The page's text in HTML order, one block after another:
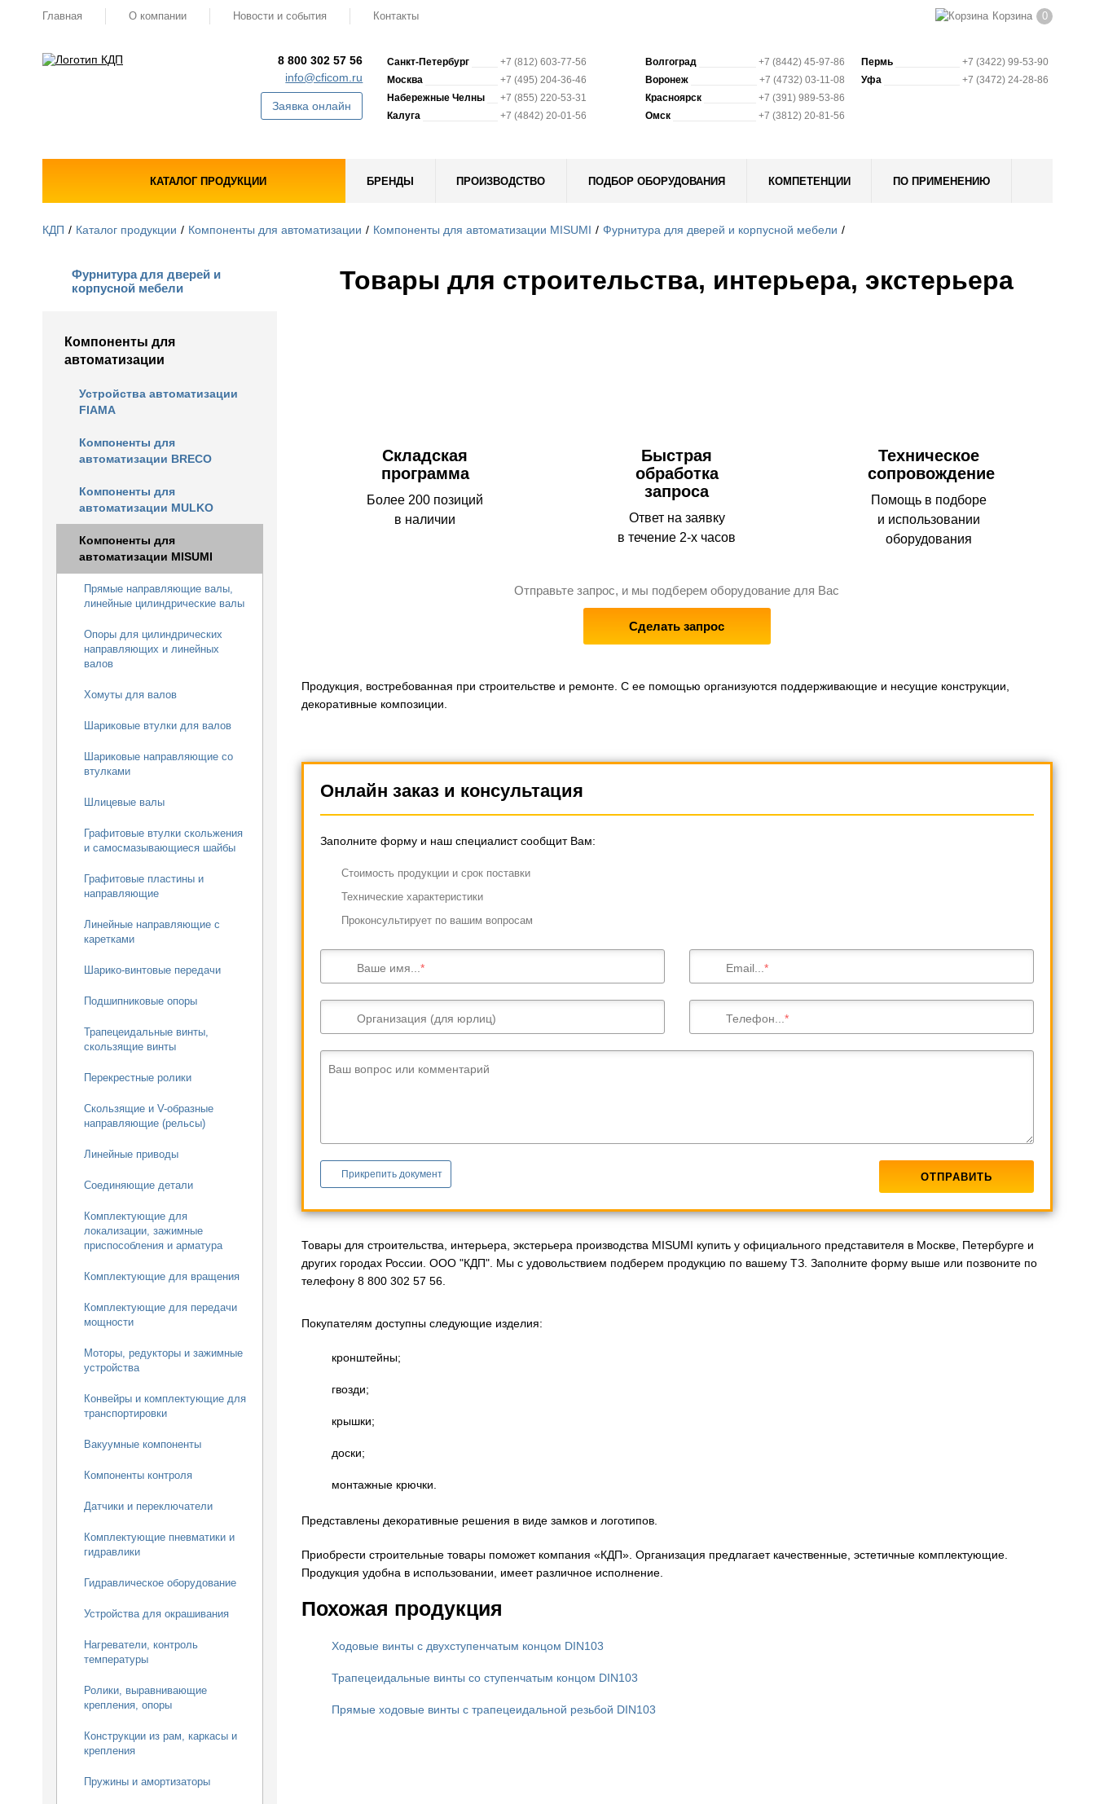
Главная О компании Новости и события Контакты Корзина 0
8 800 302 57 56
info@cficom.ru
Заявка онлайн
Санкт-Петербург
+7 (812) 603-77-56
Москва
+7 (495) 204-36-46
Набережные Челны
+7 (855) 220-53-31
Калуга
+7 (4842) 20-01-56
Волгоград
+7 (8442) 45-97-86
Воронеж
+7 (4732) 03-11-08
Красноярск
+7 (391) 989-53-86
Омск
+7 (3812) 20-81-56
Пермь
+7 (3422) 99-53-90
Уфа
+7 (3472) 24-28-86
КАТАЛОГ ПРОДУКЦИИ БРЕНДЫ ПРОИЗВОДСТВО ПОДБОР ОБОРУДОВАНИЯ КОМПЕТЕНЦИИ ПО ПРИМЕНЕНИЮ
КДП Каталог продукции Компоненты для автоматизации Компоненты для автоматизации MISUMI Фурнитура для дверей и корпусной мебели
Фурнитура для дверей и
корпусной мебели
Компоненты для
автоматизации
Устройства автоматизации
FIAMA
Компоненты для
автоматизации BRECO
Компоненты для
автоматизации MULKO
Компоненты для
автоматизации MISUMI
Прямые направляющие валы,
линейные цилиндрические валы
Опоры для цилиндрических
направляющих и линейных
валов
Хомуты для валов
Шариковые втулки для валов
Шариковые направляющие со
втулками
Шлицевые валы
Графитовые втулки скольжения
и самосмазывающиеся шайбы
Графитовые пластины и
направляющие
Линейные направляющие с
каретками
Шарико-винтовые передачи
Подшипниковые опоры
Трапецеидальные винты,
скользящие винты
Перекрестные ролики
Скользящие и V-образные
направляющие (рельсы)
Линейные приводы
Соединяющие детали
Комплектующие для
локализации, зажимные
приспособления и арматура
Комплектующие для вращения
Комплектующие для передачи
мощности
Моторы, редукторы и зажимные
устройства
Конвейры и комплектующие для
транспортировки
Вакуумные компоненты
Компоненты контроля
Датчики и переключатели
Комплектующие пневматики и
гидравлики
Гидравлическое оборудование
Устройства для окрашивания
Нагреватели, контроль
температуры
Ролики, выравнивающие
крепления, опоры
Конструкции из рам, каркасы и
крепления
Пружины и амортизаторы
Товары для строительства, интерьера, экстерьера
Складская
программа
Более 200 позиций
в наличии
Быстрая
обработка
запроса
Ответ на заявку
в течение 2-х часов
Техническое
сопровождение
Помощь в подборе
и использовании
оборудования
Отправьте запрос, и мы подберем оборудование для Вас
Сделать запрос
Продукция, востребованная при строительстве и ремонте. С ее помощью организуются поддерживающие и несущие конструкции,
декоративные композиции.
Онлайн заказ и консультация
Заполните форму и наш специалист сообщит Вам:
Cтоимость продукции и срок поставки
Технические характеристики
Проконсультирует по вашим вопросам
Ваше имя... Email...
Организация (для юрлиц) Телефон...
Ваш вопрос или комментарий
Прикрепить документ
Товары для строительства, интерьера, экстерьера производства MISUMI купить у официального представителя в Москве, Петербурге и
других городах России. ООО "КДП". Мы с удовольствием подберем продукцию по вашему ТЗ. Заполните форму выше или позвоните по
телефону 8 800 302 57 56.
Покупателям доступны следующие изделия:
кронштейны;
гвозди;
крышки;
доски;
монтажные крючки.
Представлены декоративные решения в виде замков и логотипов.
Приобрести строительные товары поможет компания «КДП». Организация предлагает качественные, эстетичные комплектующие.
Продукция удобна в использовании, имеет различное исполнение.
Похожая продукция
Ходовые винты с двухступенчатым концом DIN103
Трапецеидальные винты cо ступенчатым концом DIN103
Прямые ходовые винты с трапецеидальной резьбой DIN103